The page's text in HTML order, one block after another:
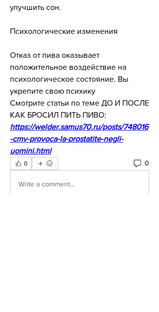
улучшить сон.
Психологические изменения
Отказ от пива оказывает
положительное воздействие на
психологическое состояние. Вы
укрепите свою психику
Смотрите статьи по теме ДО И ПОСЛЕ
КАК БРОСИЛ ПИТЬ ПИВО:
https://welder.samus70.ru/posts/748016
-cmv-provoca-la-prostatite-negli-
uomini.html
0 0
Write a comment...